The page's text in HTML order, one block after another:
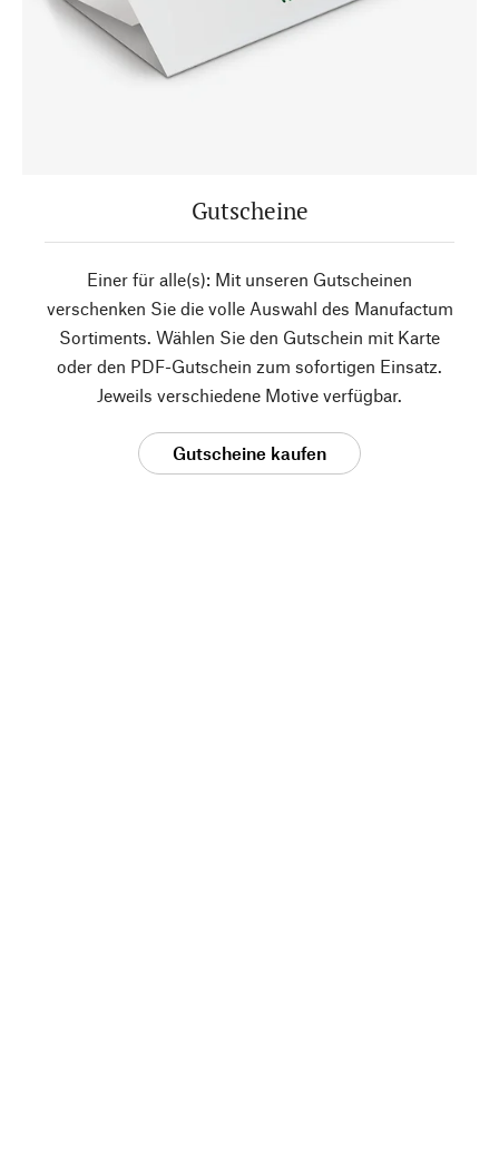
Gutscheine
Einer für alle(s): Mit unseren Gutscheinen
verschenken Sie die volle Auswahl des Manufactum
Sortiments. Wählen Sie den Gutschein mit Karte
oder den PDF-Gutschein zum sofortigen Einsatz.
Jeweils verschiedene Motive verfügbar.
Gutscheine kaufen